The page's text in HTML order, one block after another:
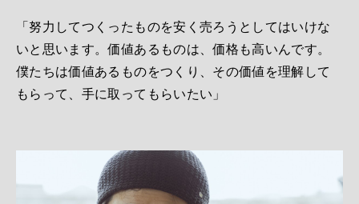
「努力してつくったものを安く売ろうとしてはいけな
いと思います。価値あるものは、価格も高いんです。
僕たちは価値あるものをつくり、その価値を理解して
もらって、手に取ってもらいたい」